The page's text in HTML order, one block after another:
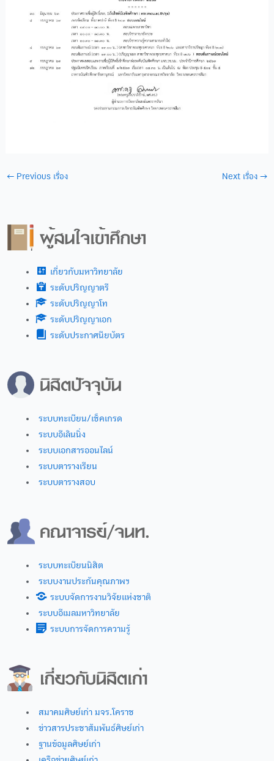
←Previous เรื่อง Next เรื่อง→
เกี่ยวกับมหาวิทยาลัย
ระดับปริญญาตรี
ระดับปริญญาโท
ระดับปริญญาเอก
ระดับประกาศนียบัตร
ระบบทะเบียน/เช็คเกรด
ระบบอีเลินนิ่ง
ระบบเอกสารออนไลน์
ระบบตารางเรียน
ระบบตารางสอบ
ระบบทะเบียนนิสิต
ระบบงานประกันคุณภาพฯ
ระบบจัดการงานวิจัยแห่งชาติ
ระบบอีเมลมหาวิทยาลัย
ระบบการจัดการความรู้
สมาคมศิษย์เก่า มจร.โคราช
ข่าวสารประชาสัมพันธ์ศิษย์เก่า
ฐานข้อมูลศิษย์เก่า